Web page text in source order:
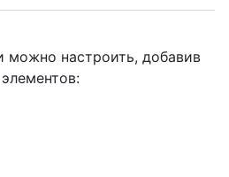
можно настроить, добавив